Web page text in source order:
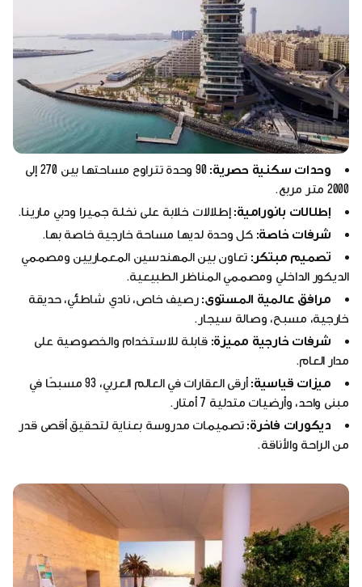
وحدات سكنية حصرية:
90 وحدة تتراوح مساحتها بين 270 إلى
2000 متر مربع.
إطلالات بانورامية:إطلالات خلابة على نخلة جميرا ودبي مارينا.
شرفات خاصة: كل وحدة لديها مساحة خارجية خاصة بها.
تصميم مبتكر: تعاون بين المهندسين المعماريين ومصممي
الديكور الداخلي ومصممي المناظر الطبيعية.
مرافق عالمية المستوى:رصيف خاص، نادي شاطئي، حديقة
خارجية، مسبح، وصالة سيجار.
شرفات خارجية مميزة: قابلة للاستخدام والخصوصية على
مدار العام.
ميزات قياسية:
أرقى العقارات في العالم العربي، 93 مسبحًا في
مبنى واحد، وأرضيات متدلية 7 أمتار.
ديكورات فاخرة:تصميمات مدروسة بعناية لتحقيق أقصى قدر
من الراحة والأناقة.